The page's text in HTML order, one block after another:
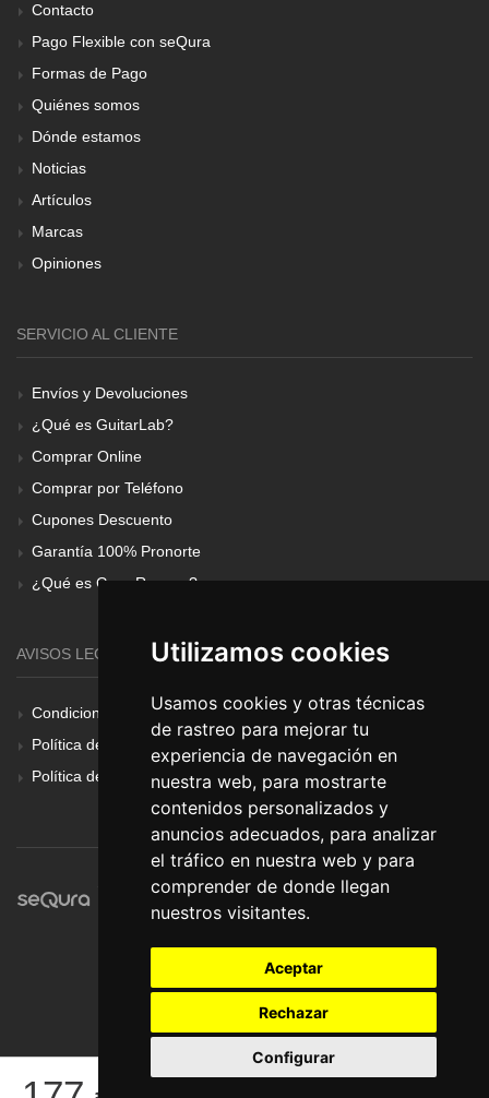
Utilizamos cookies
Usamos cookies y otras técnicas
de rastreo para mejorar tu
experiencia de navegación en
nuestra web, para mostrarte
contenidos personalizados y
anuncios adecuados, para analizar
el tráfico en nuestra web y para
comprender de donde llegan
nuestros visitantes.
Aceptar
Rechazar
Configurar
Contacto
Pago Flexible con seQura
Formas de Pago
Quiénes somos
Dónde estamos
Noticias
Artículos
Marcas
Opiniones
SERVICIO AL CLIENTE
Envíos y Devoluciones
¿Qué es GuitarLab?
Comprar Online
Comprar por Teléfono
Cupones Descuento
Garantía 100% Pronorte
¿Qué es Gear Renove?
AVISOS LEGALES
Condiciones Generales
Política de Cookies
Política de Privacidad
© Pronorte Sonido SL. Todos los derechos reservados.